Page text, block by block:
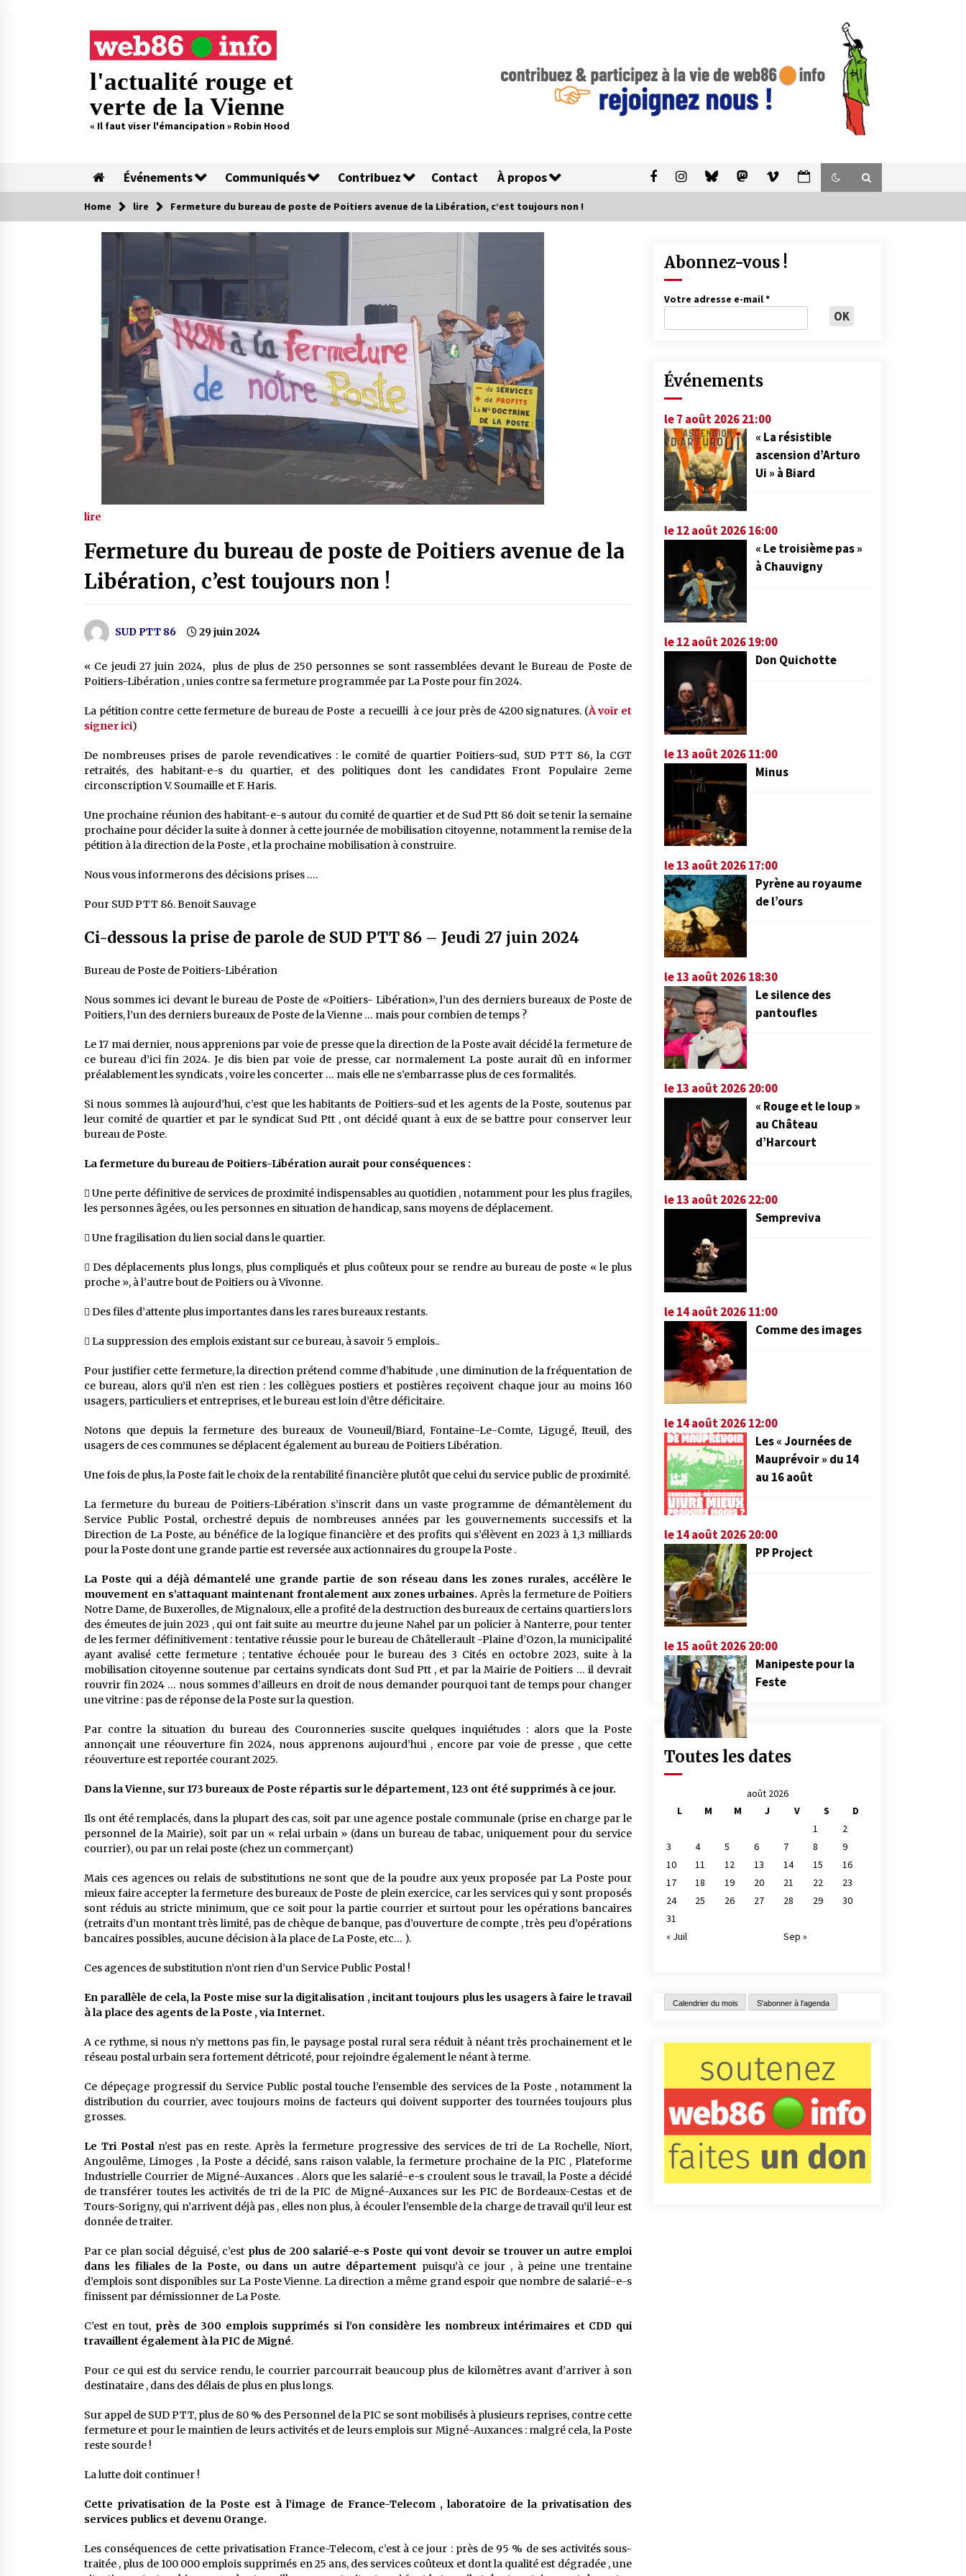
l'actualité rouge et
verte de la Vienne
« Il faut viser l'émancipation » Robin Hood
Événements Communiqués Contribuez Contact À propos
Home lire Fermeture du bureau de poste de Poitiers avenue de la Libération, c’est toujours non !
lire
Fermeture du bureau de poste de Poitiers avenue de la
Libération, c’est toujours non !
SUD PTT 86 29 juin 2024
« Ce jeudi 27 juin 2024, plus de plus de 250 personnes se sont rassemblées devant le Bureau de Poste de
Poitiers-Libération , unies contre sa fermeture programmée par La Poste pour fin 2024.
La pétition contre cette fermeture de bureau de Poste a recueilli à ce jour près de 4200 signatures. (À voir et
signer ici)
De nombreuses prises de parole revendicatives : le comité de quartier Poitiers-sud, SUD PTT 86, la CGT
retraités, des habitant-e-s du quartier, et des politiques dont les candidates Front Populaire 2eme
circonscription V. Soumaille et F. Haris.
Une prochaine réunion des habitant-e-s autour du comité de quartier et de Sud Ptt 86 doit se tenir la semaine
prochaine pour décider la suite à donner à cette journée de mobilisation citoyenne, notamment la remise de la
pétition à la direction de la Poste , et la prochaine mobilisation à construire.
Nous vous informerons des décisions prises ….
Pour SUD PTT 86. Benoit Sauvage
Ci-dessous la prise de parole de SUD PTT 86 – Jeudi 27 juin 2024
Bureau de Poste de Poitiers-Libération
Nous sommes ici devant le bureau de Poste de «Poitiers- Libération», l’un des derniers bureaux de Poste de
Poitiers, l’un des derniers bureaux de Poste de la Vienne … mais pour combien de temps ?
Le 17 mai dernier, nous apprenions par voie de presse que la direction de la Poste avait décidé la fermeture de
ce bureau d’ici fin 2024. Je dis bien par voie de presse, car normalement La poste aurait dû en informer
préalablement les syndicats , voire les concerter … mais elle ne s’embarrasse plus de ces formalités.
Si nous sommes là aujourd’hui, c’est que les habitants de Poitiers-sud et les agents de la Poste, soutenus par
leur comité de quartier et par le syndicat Sud Ptt , ont décidé quant à eux de se battre pour conserver leur
bureau de Poste.
La fermeture du bureau de Poitiers-Libération aurait pour conséquences :
 Une perte définitive de services de proximité indispensables au quotidien , notamment pour les plus fragiles,
les personnes âgées, ou les personnes en situation de handicap, sans moyens de déplacement.
 Une fragilisation du lien social dans le quartier.
 Des déplacements plus longs, plus compliqués et plus coûteux pour se rendre au bureau de poste « le plus
proche », à l’autre bout de Poitiers ou à Vivonne.
 Des files d’attente plus importantes dans les rares bureaux restants.
 La suppression des emplois existant sur ce bureau, à savoir 5 emplois..
Pour justifier cette fermeture, la direction prétend comme d’habitude , une diminution de la fréquentation de
ce bureau, alors qu’il n’en est rien : les collègues postiers et postières reçoivent chaque jour au moins 160
usagers, particuliers et entreprises, et le bureau est loin d’être déficitaire.
Notons que depuis la fermeture des bureaux de Vouneuil/Biard, Fontaine-Le-Comte, Ligugé, Iteuil, des
usagers de ces communes se déplacent également au bureau de Poitiers Libération.
Une fois de plus, la Poste fait le choix de la rentabilité financière plutôt que celui du service public de proximité.
La fermeture du bureau de Poitiers-Libération s’inscrit dans un vaste programme de démantèlement du
Service Public Postal, orchestré depuis de nombreuses années par les gouvernements successifs et la
Direction de La Poste, au bénéfice de la logique financière et des profits qui s’élèvent en 2023 à 1,3 milliards
pour la Poste dont une grande partie est reversée aux actionnaires du groupe la Poste .
La Poste qui a déjà démantelé une grande partie de son réseau dans les zones rurales, accélère le
mouvement en s’attaquant maintenant frontalement aux zones urbaines. Après la fermeture de Poitiers
Notre Dame, de Buxerolles, de Mignaloux, elle a profité de la destruction des bureaux de certains quartiers lors
des émeutes de juin 2023 , qui ont fait suite au meurtre du jeune Nahel par un policier à Nanterre, pour tenter
de les fermer définitivement : tentative réussie pour le bureau de Châtellerault -Plaine d’Ozon, la municipalité
ayant avalisé cette fermeture ; tentative échouée pour le bureau des 3 Cités en octobre 2023, suite à la
mobilisation citoyenne soutenue par certains syndicats dont Sud Ptt , et par la Mairie de Poitiers … il devrait
rouvrir fin 2024 … nous sommes d’ailleurs en droit de nous demander pourquoi tant de temps pour changer
une vitrine : pas de réponse de la Poste sur la question.
Par contre la situation du bureau des Couronneries suscite quelques inquiétudes : alors que la Poste
annonçait une réouverture fin 2024, nous apprenons aujourd’hui , encore par voie de presse , que cette
réouverture est reportée courant 2025.
Dans la Vienne, sur 173 bureaux de Poste répartis sur le département, 123 ont été supprimés à ce jour.
Ils ont été remplacés, dans la plupart des cas, soit par une agence postale communale (prise en charge par le
personnel de la Mairie), soit par un « relai urbain » (dans un bureau de tabac, uniquement pour du service
courrier), ou par un relai poste (chez un commerçant)
Mais ces agences ou relais de substitutions ne sont que de la poudre aux yeux proposée par La Poste pour
mieux faire accepter la fermeture des bureaux de Poste de plein exercice, car les services qui y sont proposés
sont réduis au stricte minimum, que ce soit pour la partie courrier et surtout pour les opérations bancaires
(retraits d’un montant très limité, pas de chèque de banque, pas d’ouverture de compte , très peu d’opérations
bancaires possibles, aucune décision à la place de La Poste, etc… ).
Ces agences de substitution n’ont rien d’un Service Public Postal !
En parallèle de cela, la Poste mise sur la digitalisation , incitant toujours plus les usagers à faire le travail
à la place des agents de la Poste , via Internet.
A ce rythme, si nous n’y mettons pas fin, le paysage postal rural sera réduit à néant très prochainement et le
réseau postal urbain sera fortement détricoté, pour rejoindre également le néant à terme.
Ce dépeçage progressif du Service Public postal touche l’ensemble des services de la Poste , notamment la
distribution du courrier, avec toujours moins de facteurs qui doivent supporter des tournées toujours plus
grosses.
Le Tri Postal n’est pas en reste. Après la fermeture progressive des services de tri de La Rochelle, Niort,
Angoulême, Limoges , la Poste a décidé, sans raison valable, la fermeture prochaine de la PIC , Plateforme
Industrielle Courrier de Migné-Auxances . Alors que les salarié-e-s croulent sous le travail, la Poste a décidé
de transférer toutes les activités de tri de la PIC de Migné-Auxances sur les PIC de Bordeaux-Cestas et de
Tours-Sorigny, qui n’arrivent déjà pas , elles non plus, à écouler l’ensemble de la charge de travail qu’il leur est
donnée de traiter.
Par ce plan social déguisé, c’est plus de 200 salarié-e-s Poste qui vont devoir se trouver un autre emploi
dans les filiales de la Poste, ou dans un autre département puisqu’à ce jour , à peine une trentaine
d’emplois sont disponibles sur La Poste Vienne. La direction a même grand espoir que nombre de salarié-e-s
finissent par démissionner de La Poste.
C’est en tout, près de 300 emplois supprimés si l’on considère les nombreux intérimaires et CDD qui
travaillent également à la PIC de Migné.
Pour ce qui est du service rendu, le courrier parcourrait beaucoup plus de kilomètres avant d’arriver à son
destinataire , dans des délais de plus en plus longs.
Sur appel de SUD PTT, plus de 80 % des Personnel de la PIC se sont mobilisés à plusieurs reprises, contre cette
fermeture et pour le maintien de leurs activités et de leurs emplois sur Migné-Auxances : malgré cela, la Poste
reste sourde !
La lutte doit continuer !
Cette privatisation de la Poste est à l’image de France-Telecom , laboratoire de la privatisation des
services publics et devenu Orange.
Les conséquences de cette privatisation France-Telecom, c’est à ce jour : près de 95 % de ses activités sous-
traitée , plus de 100 000 emplois supprimés en 25 ans, des services coûteux et dont la qualité est dégradée , une
Abonnez-vous !
Votre adresse e-mail*
Événements
le 7 août 2026 21:00
« La résistible
ascension d’Arturo
Ui » à Biard
le 12 août 2026 16:00
« Le troisième pas »
à Chauvigny
le 12 août 2026 19:00
Don Quichotte
le 13 août 2026 11:00
Minus
le 13 août 2026 17:00
Pyrène au royaume
de l’ours
le 13 août 2026 18:30
Le silence des
pantoufles
le 13 août 2026 20:00
« Rouge et le loup »
au Château
d’Harcourt
le 13 août 2026 22:00
Sempreviva
le 14 août 2026 11:00
Comme des images
le 14 août 2026 12:00
Les « Journées de
Mauprévoir » du 14
au 16 août
le 14 août 2026 20:00
PP Project
le 15 août 2026 20:00
Manipeste pour la
Feste
Toutes les dates
août 2026
L
M M J V S
D
1
2
3
4 5 6 7 8
9
10
11 12 13 14 15
16
17
18 19 20 21 22
23
24
25 26 27 28 29
30
31
« Juil
Sep »
Calendrier du mois S'abonner à l'agenda